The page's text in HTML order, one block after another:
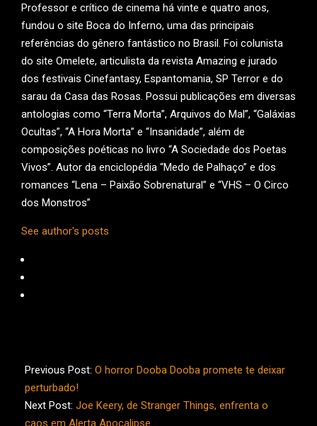
Professor e crítico de cinema há vinte e quatro anos,
fundou o site Boca do Inferno, uma das principais
referências do gênero fantástico no Brasil. Foi colunista
do site Omelete, articulista da revista Amazing e jurado
dos festivais Cinefantasy, Espantomania, SP Terror e do
sarau da Casa das Rosas. Possui publicações em diversas
antologias como “Terra Morta”, Arquivos do Mal”, “Galáxias
Ocultas”, “A Hora Morta” e “Insanidade”, além de
composições poéticas no livro “A Sociedade dos Poetas
Vivos”. Autor da enciclopédia “Medo de Palhaço” e dos
romances “Lena – Paixão Sobrenatural” e “VHS – O Circo
dos Monstros”
See author's posts
01-
07
Previous Post: O horror Dooba Dooba promete te deixar
perturbado!
Next Post: Joe Keery, de Stranger Things, enfrenta o
caos em Alerta Apocalipse